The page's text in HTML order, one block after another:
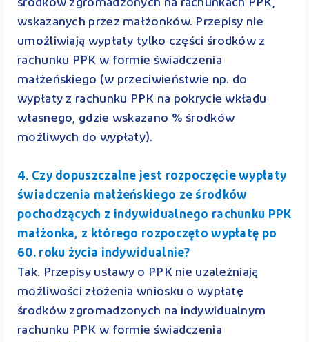
środków zgromadzonych na rachunkach PPK,
wskazanych przez małżonków. Przepisy nie
umożliwiają wypłaty tylko części środków z
rachunku PPK w formie świadczenia
małżeńskiego (w przeciwieństwie np. do
wypłaty z rachunku PPK na pokrycie wkładu
własnego, gdzie wskazano % środków
możliwych do wypłaty).
4. Czy dopuszczalne jest rozpoczęcie wypłaty
świadczenia małżeńskiego ze środków
pochodzących z indywidualnego rachunku PPK
małżonka, z którego rozpoczęto wypłatę po
60. roku życia indywidualnie?
Tak. Przepisy ustawy o PPK nie uzależniają
możliwości złożenia wniosku o wypłatę
środków zgromadzonych na indywidualnym
rachunku PPK w formie świadczenia